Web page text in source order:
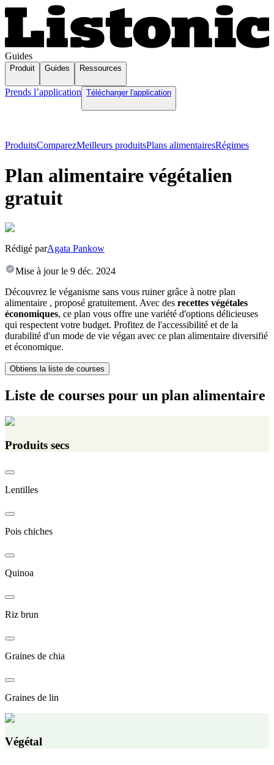
Guides
Produit Guides Ressources
Prends l’application Télécharger l'application
ProduitsComparezMeilleurs produitsPlans alimentairesRégimes
Plan alimentaire végétalien
gratuit
Rédigé parAgata Pankow
Mise à jour le 9 déc. 2024
Découvrez le véganisme sans vous ruiner grâce à notre plan
alimentaire , proposé gratuitement. Avec des recettes végétales
économiques, ce plan vous offre une variété d'options délicieuses
qui respectent votre budget. Profitez de l'accessibilité et de la
durabilité d'un mode de vie végan avec ce plan alimentaire diversifié
et économique.
Obtiens la liste de courses
Liste de courses pour un plan alimentaire
Produits secs
Lentilles
Pois chiches
Quinoa
Riz brun
Graines de chia
Graines de lin
Végétal